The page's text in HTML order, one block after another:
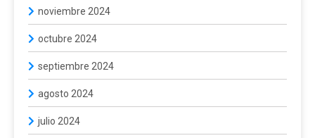
noviembre 2024
octubre 2024
septiembre 2024
agosto 2024
julio 2024